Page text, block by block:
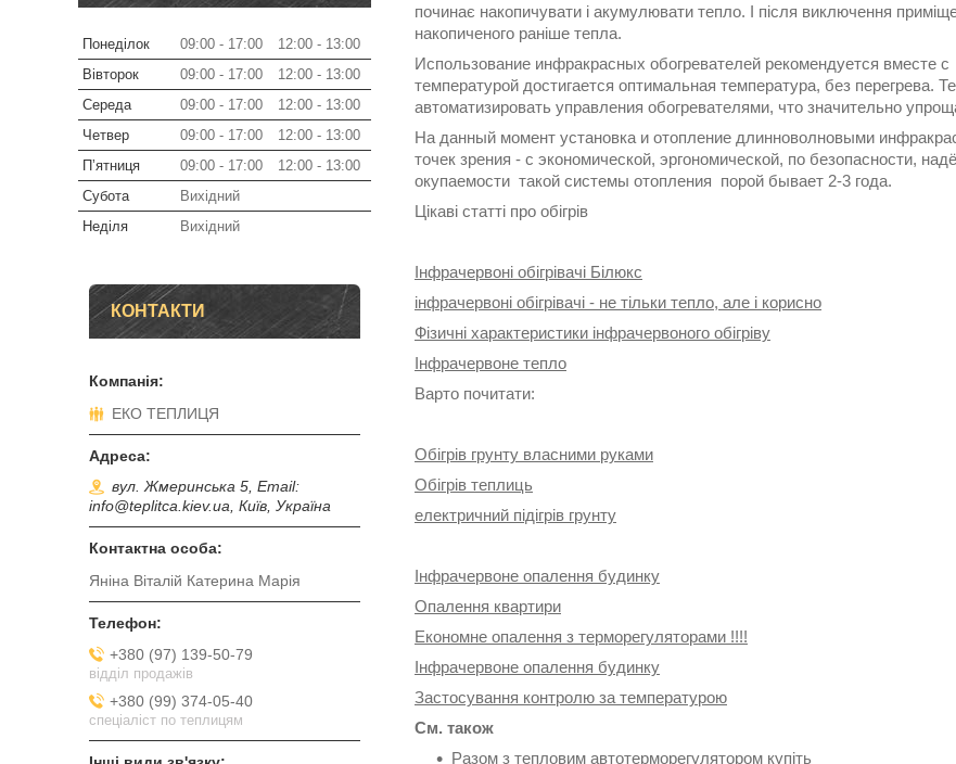
починає накопичувати і акумулювати тепло. І після виключення
накопиченого раніше тепла.
Использование инфракрасных обогревателей рекомендуется вместе с
температурой достигается оптимальная температура, без перегрева.
автоматизировать управления обогревателями, что значительно
На данный момент установка и отопление длинноволновыми
точек зрения - с экономической, эргономической, по безопасности,
окупаемости такой системы отопления порой бывает 2-3 года.
Цікаві статті про обігрів
Інфрачервоні обігрівачі Білюкс
інфрачервоні обігрівачі - не тільки тепло, але і корисно
Фізичні характеристики інфрачервоного обігріву
Інфрачервоне тепло
Варто почитати:
Обігрів грунту власними руками
Обігрів теплиць
електричний підігрів грунту
Інфрачервоне опалення будинку
Опалення квартири
Економне опалення з терморегуляторами !!!!
Інфрачервоне опалення будинку
Застосування контролю за температурою
См. також
Разом з тепловим автотерморегулятором купіть
Понеділок 09:00 17:00 12:00
13:00
Вівторок
09:00 17:00 12:00
13:00
Середа
09:00 17:00 12:00
13:00
Четвер
09:00 17:00 12:00
13:00
Пʼятниця
09:00 17:00 12:00
13:00
Субота
Вихідний
Неділя
Вихідний
КОНТАКТИ
ЕКО ТЕПЛИЦЯ
вул. Жмеринська 5, Email:
info@teplitca.kiev.ua, Київ, Україна
Яніна Віталій Катерина Марія
+380 (97) 139-50-79
відділ продажів
+380 (99) 374-05-40
спеціаліст по теплицям